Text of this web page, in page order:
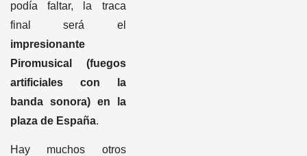
impresionante
Piromusical (fuegos
artificiales con la
banda sonora) en la
plaza de España.
Hay muchos otros